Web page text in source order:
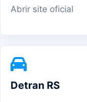
Abrir site oficial
Detran RS